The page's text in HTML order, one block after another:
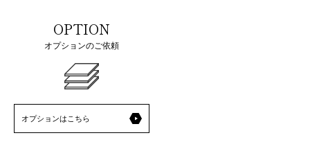
OPTION
オプションのご依頼
オプションはこちら